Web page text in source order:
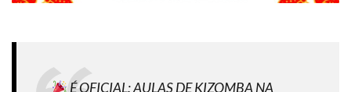
É OFICIAL: AULAS DE KIZOMBA NA